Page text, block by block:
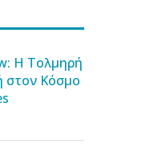
Η Τολμηρή
στον Κόσμο